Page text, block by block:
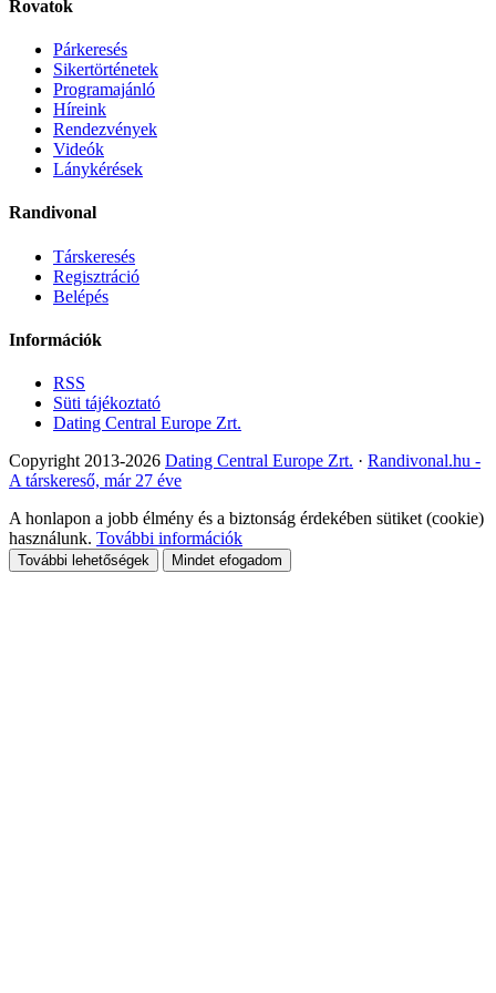
Rovatok
Párkeresés
Sikertörténetek
Programajánló
Híreink
Rendezvények
Videók
Lánykérések
Randivonal
Társkeresés
Regisztráció
Belépés
Információk
RSS
Süti tájékoztató
Dating Central Europe Zrt.
Copyright 2013-2026 Dating Central Europe Zrt. · Randivonal.hu -
A társkereső, már 27 éve
A honlapon a jobb élmény és a biztonság érdekében sütiket (cookie)
használunk. További információk
További lehetőségek Mindet efogadom